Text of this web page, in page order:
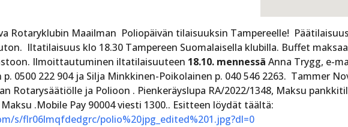
Rotaryklubin Maailman Poliopäivän tilaisuuksin Tampereelle!
Iltatilaisuus klo 18.30 Tampereen Suomalaisella klubilla. Buffet
Ilmoittautuminen iltatilaisuuteen 18.10. mennessä Anna Trygg, e-
0500 222 904 ja Silja Minkkinen-Poikolainen p. 040 546 2263. Tammer
Rotarysäätiölle ja Polioon . Pienkeräyslupa RA/2022/1348, Maksu
.Mobile Pay 90004 viesti 1300.. Esitteen löydät täältä:
s/flr06lmqfdedgrc/polio%20jpg_edited%201.jpg?dl=0